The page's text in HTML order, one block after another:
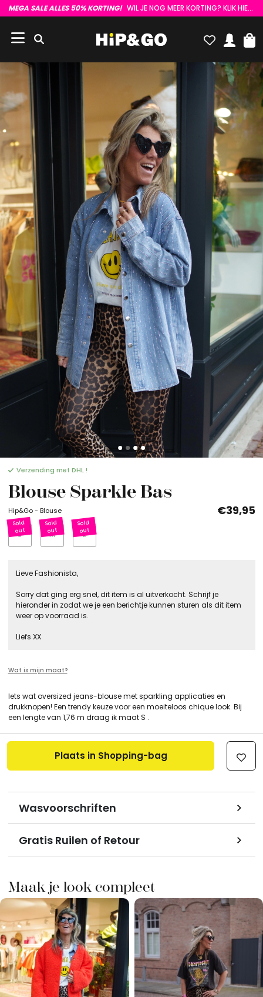
MEGA SALE ALLES 50% KORTING! WIL JE NOG MEER KORTING? KLIK HIER :)
Verzending met DHL !
Blouse Sparkle Bas
Hip&Go - Blouse €39,95
S M L
Lieve Fashionista,
Sorry dat ging erg snel, dit item is al uitverkocht. Schrijf je
hieronder in zodat we je een berichtje kunnen sturen als dit item
weer op voorraad is.
Liefs XX
Wat is mijn maat?
Iets wat oversized jeans-blouse met sparkling applicaties en
drukknopen! Een trendy keuze voor een moeiteloos chique look. Bij
een lengte van 1,76 m draag ik maat S .
Wasvoorschriften
Gratis Ruilen of Retour
Plaats in Shopping-bag
Maak je look compleet